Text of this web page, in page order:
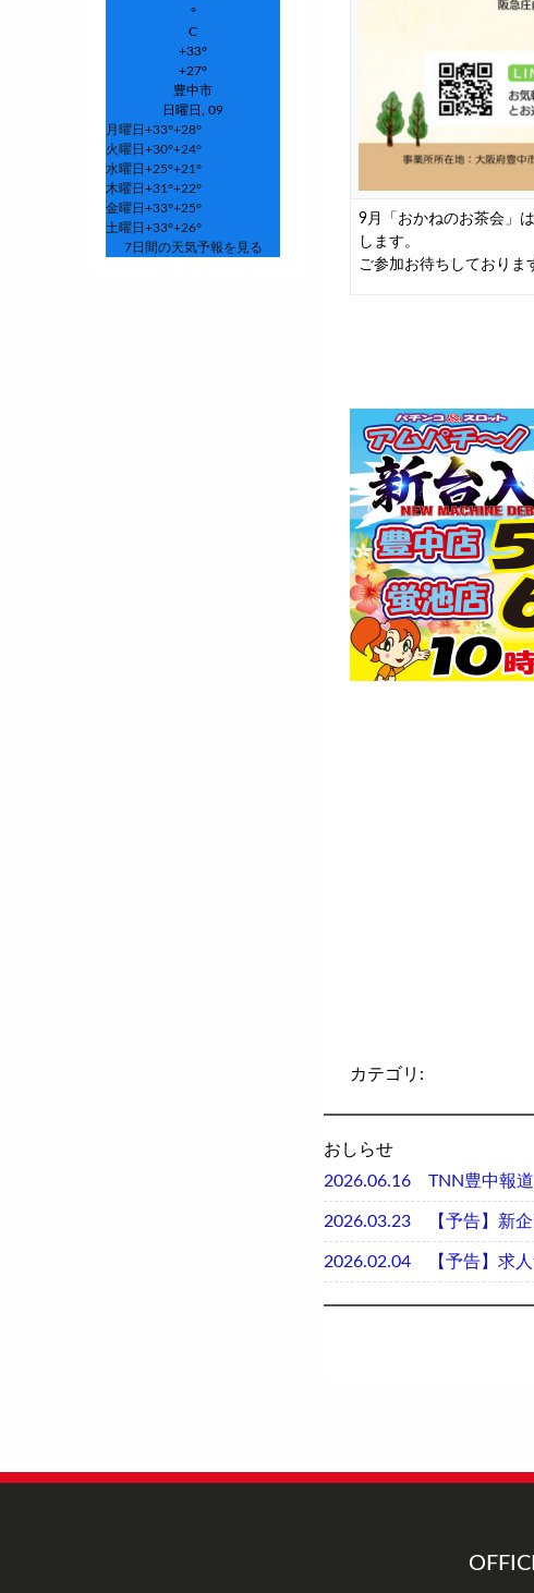
9月「おかねのお茶会」
します。
ご参加お待ちしておりま
カテゴリ:
おしらせ
2026.06.16
TNN豊中報
2026.03.23 【予告】新
2026.02.04 【予告】求
°
C
+33°
+27°
豊中市
日曜日, 09
月曜日 +33°+28°
火曜日 +30°+24°
水曜日 +25°+21°
木曜日 +31°+22°
金曜日 +33°+25°
土曜日 +33°+26°
7日間の天気予報を見る